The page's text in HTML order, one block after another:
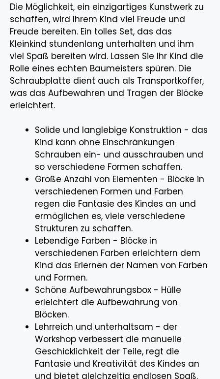
Die Möglichkeit, ein einzigartiges Kunstwerk zu
schaffen, wird Ihrem Kind viel Freude und
Freude bereiten. Ein tolles Set, das das
Kleinkind stundenlang unterhalten und ihm
viel Spaß bereiten wird. Lassen Sie Ihr Kind die
Rolle eines echten Baumeisters spüren. Die
Schraubplatte dient auch als Transportkoffer,
was das Aufbewahren und Tragen der Blöcke
erleichtert.
Solide und langlebige Konstruktion - das
Kind kann ohne Einschränkungen
Schrauben ein- und ausschrauben und
so verschiedene Formen schaffen.
Große Anzahl von Elementen - Blöcke in
verschiedenen Formen und Farben
regen die Fantasie des Kindes an und
ermöglichen es, viele verschiedene
Strukturen zu schaffen.
Lebendige Farben - Blöcke in
verschiedenen Farben erleichtern dem
Kind das Erlernen der Namen von Farben
und Formen.
Schöne Aufbewahrungsbox - Hülle
erleichtert die Aufbewahrung von
Blöcken.
Lehrreich und unterhaltsam - der
Workshop verbessert die manuelle
Geschicklichkeit der Teile, regt die
Fantasie und Kreativität des Kindes an
und bietet gleichzeitig endlosen Spaß.